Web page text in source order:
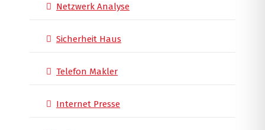
Netzwerk Analyse
Sicherheit Haus
Telefon Makler
Internet Presse